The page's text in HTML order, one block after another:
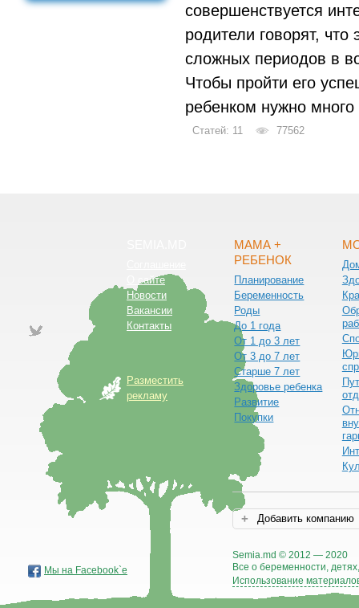
совершенствуется
родители говорят,
сложных периодов в
Чтобы пройти его
ребенком нужно
Статей: 11 77562
О сайте
Новости
Вакансии
Контакты
Разместить
рекламу
МАМА +
РЕБЕНОК
Планирование
Беременность
Роды
До 1 года
От 1 до 3 лет
От 3 до 7 лет
Старше 7 лет
Здоровье ребенка
Развитие
Покупки
Добавить компанию
Semia.md © 2012 — 2020
Все о беременности,
Использование
Мы на Facebook`е